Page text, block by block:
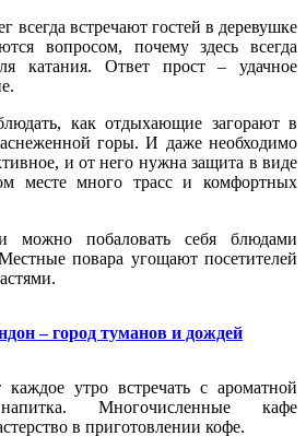
всегда встречают гостей в деревушке
вопросом, почему здесь всегда
катания. Ответ прост – удачное
как отдыхающие загорают в
горы. И даже необходимо
и от него нужна защита в виде
месте много трасс и комфортных
можно побаловать себя блюдами
повара угощают посетителей
– город туманов и дождей
утро встречать с ароматной
Многочисленные кафе
в приготовлении кофе.